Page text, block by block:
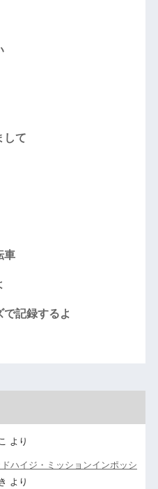
して
車
記録するよ
より
ハイジ・ミッションインポッシ
より